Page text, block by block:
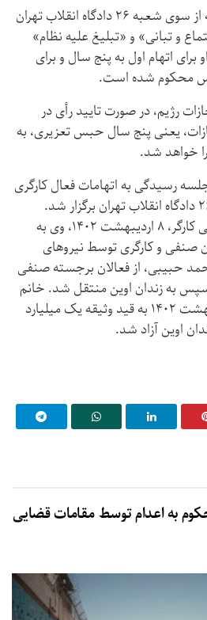
در حکم آنیشا اسداللهی که از سوی شعبه ۲۶ دادگاه انقلاب تهران
و تبانی» و «تبلیغ علیه نظام»
اتهام اول به پنج سال و برای
محکوم شده است.
مجازات رژیم، در صورت تایید رأی در
یعنی پنج سال حبس تعزیری، به
خواهد شد.
تاریخ ۲۷ فروردین ۱۴۰۲ جلسه رسیدگی به اتهامات فعال کارگری
آنیشا اسداللهی در شعبه ۲۶ دادگاه انقلاب تهران برگزار شد.
متعاقباً در آستانه روز جهانی کارگر، ۸ اردیبهشت ۱۴۰۲، وی به
صنفی و کارگری توسط نیروهای
حبیبی، از فعالان برجسته صنفی
به زندان اوین منتقل شد. خانم
اسداللهی در تاریخ ۱۸ اردیبهشت ۱۴۰۲ به قید وثیقه یک میلیارد
اوین آزاد شد.
به اعدام توسط مقامات قضایی